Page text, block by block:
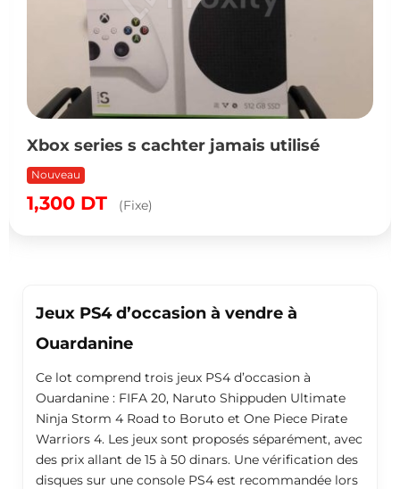
Xbox series s cachter jamais utilisé
Nouveau
1,300 DT (Fixe)
Jeux PS4 d’occasion à vendre à
Ouardanine
Ce lot comprend trois jeux PS4 d’occasion à
Ouardanine : FIFA 20, Naruto Shippuden Ultimate
Ninja Storm 4 Road to Boruto et One Piece Pirate
Warriors 4. Les jeux sont proposés séparément, avec
des prix allant de 15 à 50 dinars. Une vérification des
disques sur une console PS4 est recommandée lors